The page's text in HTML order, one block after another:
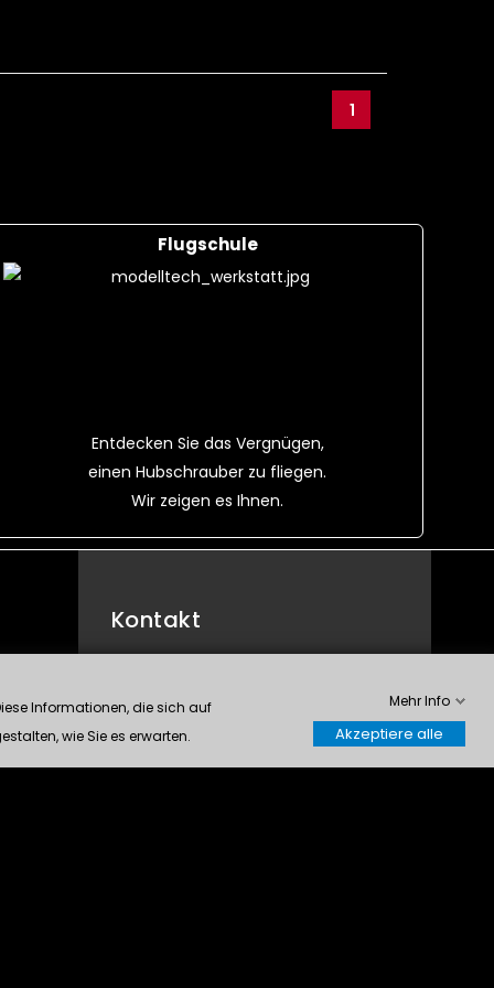
1
Flugschule
Entdecken Sie das Vergnügen,
einen Hubschrauber zu fliegen.
Wir zeigen es Ihnen.
Kontakt
Rte du Manège 63
1950 Sion
Informationen, die sich auf
wie Sie es erwarten.
Mehr Info
Akzeptiere alle